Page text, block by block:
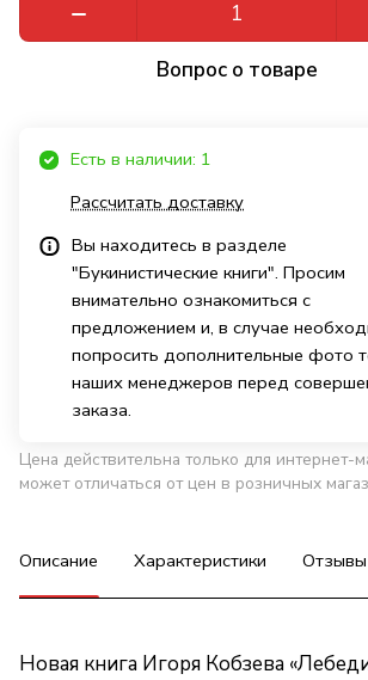
Вопрос о товаре
Есть в наличии: 1
Рассчитать доставку
Вы находитесь в разделе
"Букинистические книги". Просим
внимательно ознакомиться с
предложением и, в случае
попросить дополнительные фото
наших менеджеров перед
заказа.
Цена действительна только для интернет-
может отличаться от цен в розничных
Описание Характеристики Отзывы
Новая книга Игоря Кобзева